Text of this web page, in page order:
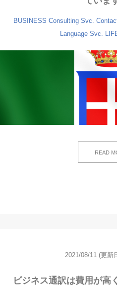
BUSINESS Consulting Svc.
Language Svc.
READ
2021/08/11 (更新
ビジネス通訳は費用が高